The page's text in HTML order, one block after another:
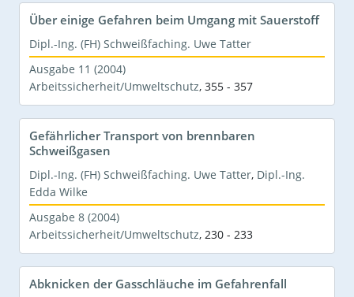
Über einige Gefahren beim Umgang mit Sauerstoff
Dipl.-Ing. (FH) Schweißfaching. Uwe Tatter
Ausgabe 11 (2004)
Arbeitssicherheit/Umweltschutz, 355 - 357
Gefährlicher Transport von brennbaren
Schweißgasen
Dipl.-Ing. (FH) Schweißfaching. Uwe Tatter, Dipl.-Ing.
Edda Wilke
Ausgabe 8 (2004)
Arbeitssicherheit/Umweltschutz, 230 - 233
Abknicken der Gasschläuche im Gefahrenfall